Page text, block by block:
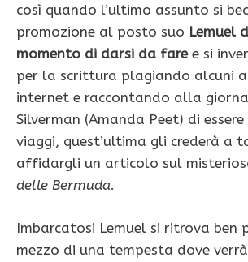
così quando l’ultimo assunto si
promozione al posto suo Lemuel
momento di darsi da faree si
per la scrittura plagiando alcuni
internet e raccontando alla
Silverman (Amanda Peet) di
viaggi, quest’ultima gli crederà a
affidargli un articolo sul
delle Bermuda.
Imbarcatosi Lemuel si ritrova ben
mezzo di una tempesta dove